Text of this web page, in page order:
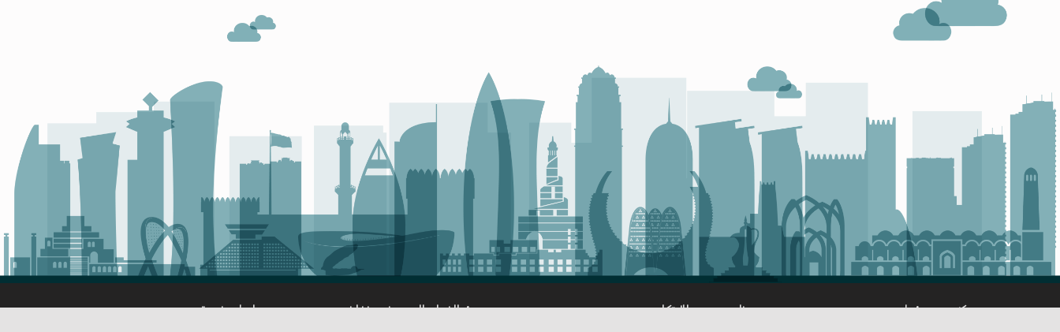
عن مركز مدى، قطر برنامج مدى للابتكار
مجموعة الخبراء العرب في نفاذ
روابط مفيدة